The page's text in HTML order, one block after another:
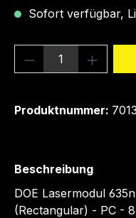
Sofort verfügbar,
Produkt
Produktnummer:
Beschreibung
DOE Lasermodul
(Rectangular) - PC -